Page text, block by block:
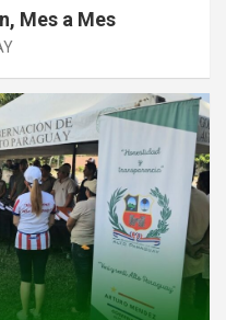
Mes a Mes